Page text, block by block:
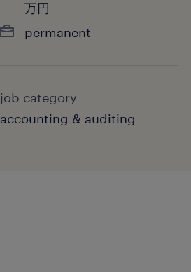
万円
permanent
job category
accounting & auditing